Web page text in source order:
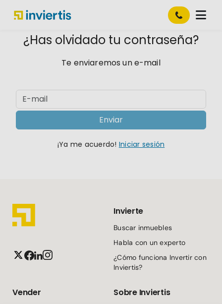
¿Has olvidado tu contraseña?
Te enviaremos un e-mail
Enviar
¡Ya me acuerdo! Iniciar sesión
Invierte
Buscar inmuebles
Habla con un experto
¿Cómo funciona Invertir con
Inviertis?
Vender Sobre Inviertis